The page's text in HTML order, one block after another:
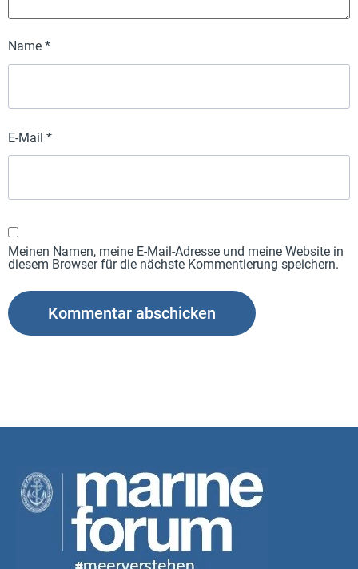
Name *
E-Mail *
Meinen Namen, meine E-Mail-Adresse und meine Website in
diesem Browser für die nächste Kommentierung speichern.